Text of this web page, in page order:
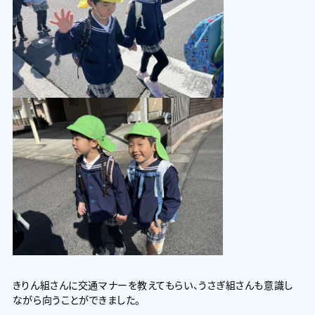
きりん組さんに交通マナーを教えてもらい、うさぎ組さんも意識し
ながら向うことができました。